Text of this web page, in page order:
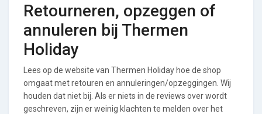
Retourneren, opzeggen of
annuleren bij Thermen
Holiday
Lees op de website van Thermen Holiday hoe de shop
omgaat met retouren en annuleringen/opzeggingen. Wij
houden dat niet bij. Als er niets in de reviews over wordt
geschreven, zijn er weinig klachten te melden over het